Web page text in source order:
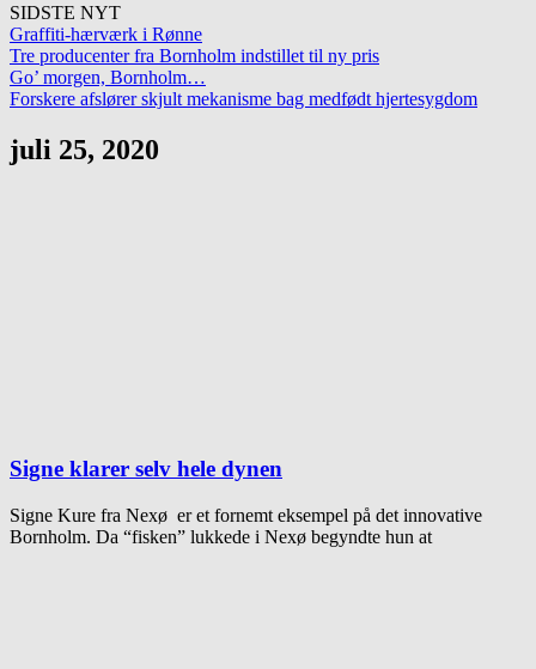
SIDSTE NYT
Graffiti-hærværk i Rønne
Tre producenter fra Bornholm indstillet til ny pris
Go’ morgen, Bornholm…
Forskere afslører skjult mekanisme bag medfødt hjertesygdom
juli 25, 2020
Signe klarer selv hele dynen
Signe Kure fra Nexø er et fornemt eksempel på det innovative
Bornholm. Da “fisken” lukkede i Nexø begyndte hun at